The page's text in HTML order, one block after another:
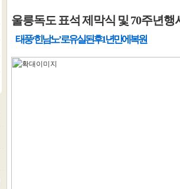
울릉독도 표석 제막식 및 70주년
태풍 ‘힌남노’로 유실된 후 1년만에 복원